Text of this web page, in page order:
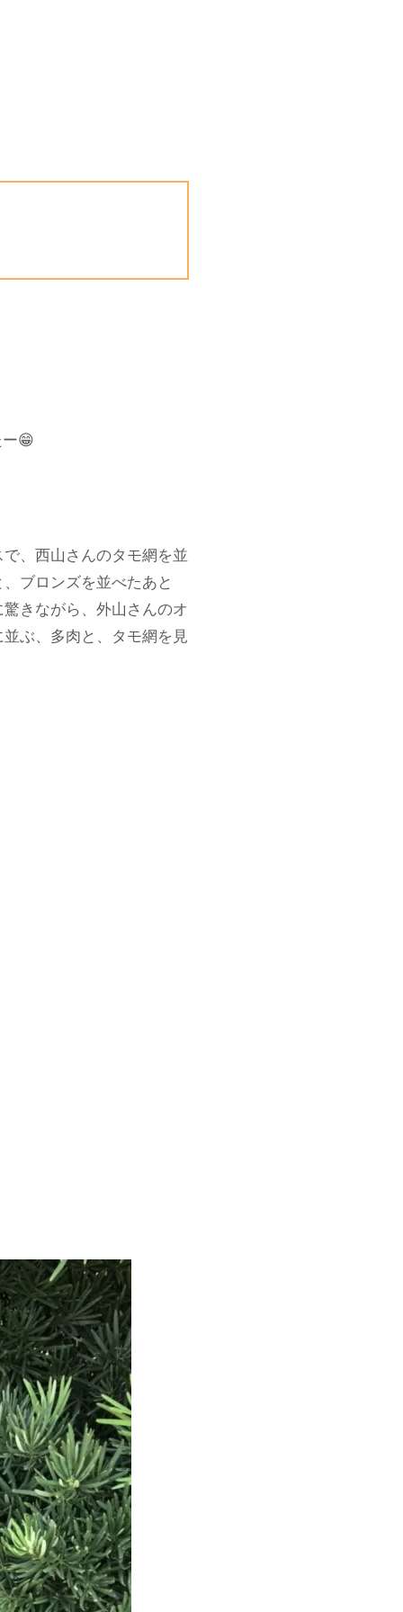
😁
、西山さんのタモ網を並
ブロンズを並べたあと
きながら、外山さんのオ
ぶ、多肉と、タモ網を見